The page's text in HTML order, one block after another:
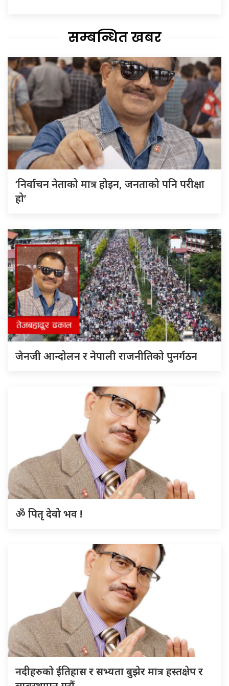
सम्बन्धित खबर
‘निर्वाचन नेताको मात्र होइन, जनताको पनि परीक्षा
हो’
जेनजी आन्दोलन र नेपाली राजनीतिको पुनर्गठन
ॐ पितृ देवो भव !
नदीहरुकाे ईतिहास र सभ्यता बुझेर मात्र हस्तक्षेप र